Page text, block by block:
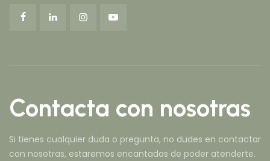
Contacta con nosotras
Si tienes cualquier duda o pregunta, no dudes en contactar
con nosotras, estaremos encantadas de poder atenderte.